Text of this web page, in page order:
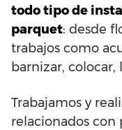
todo tipo de
parquet: desde
trabajos como
barnizar,
Trabajamos y
relacionados con